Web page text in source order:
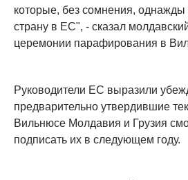
которые, без сомнения,
страну в ЕС", - сказал
церемонии парафирования в
Руководители ЕС выразили
предварительно утвердившие
Вильнюсе Молдавия и Грузия
подписать их в следующем году.